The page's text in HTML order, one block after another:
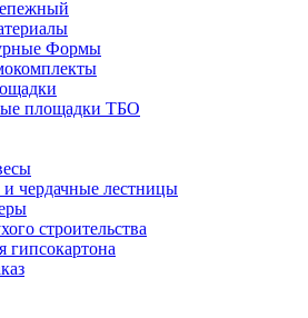
Формы
площадки ТБО
чердачные лестницы
строительства
гипсокартона